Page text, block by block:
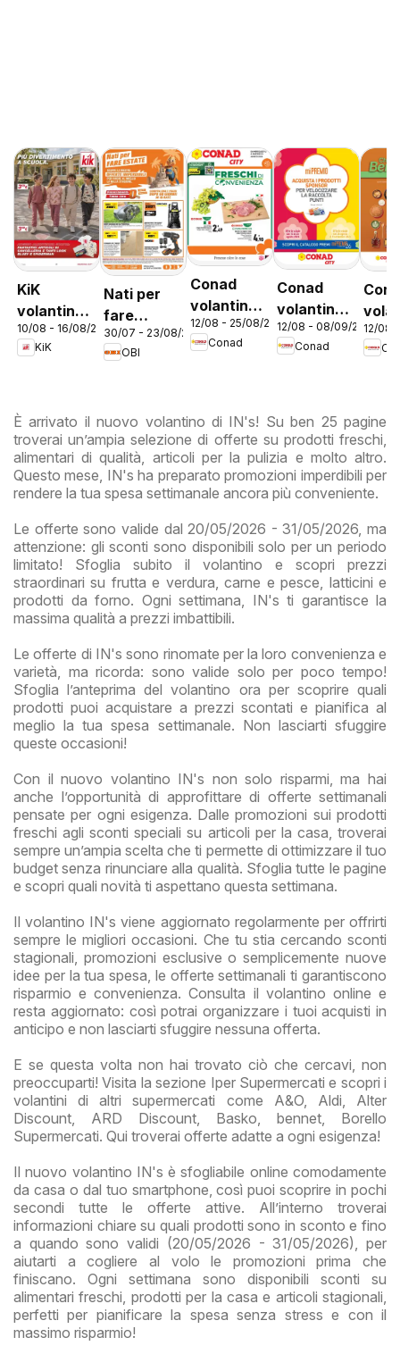
KiK
volantino
Più
divertimento
10/08 - 16/08/2026
KiK
Nati per
fare
estate
30/07 - 23/08/2026
OBI
Conad
volantino
City Lazio
12/08 - 25/08/2026
Conad
Conad
volantino
City Mi
Premio
12/08 - 08/09/2026
Conad
Lazio
12/08
È arrivato il nuovo volantino di IN's! Su ben 25 pagine
troverai un’ampia selezione di offerte su prodotti freschi,
alimentari di qualità, articoli per la pulizia e molto altro.
Questo mese, IN's ha preparato promozioni imperdibili per
rendere la tua spesa settimanale ancora più conveniente.
Le offerte sono valide dal 20/05/2026 - 31/05/2026, ma
attenzione: gli sconti sono disponibili solo per un periodo
limitato! Sfoglia subito il volantino e scopri prezzi
straordinari su frutta e verdura, carne e pesce, latticini e
prodotti da forno. Ogni settimana, IN's ti garantisce la
massima qualità a prezzi imbattibili.
Le offerte di IN's sono rinomate per la loro convenienza e
varietà, ma ricorda: sono valide solo per poco tempo!
Sfoglia l’anteprima del volantino ora per scoprire quali
prodotti puoi acquistare a prezzi scontati e pianifica al
meglio la tua spesa settimanale. Non lasciarti sfuggire
queste occasioni!
Con il nuovo volantino IN's non solo risparmi, ma hai
anche l’opportunità di approfittare di offerte settimanali
pensate per ogni esigenza. Dalle promozioni sui prodotti
freschi agli sconti speciali su articoli per la casa, troverai
sempre un’ampia scelta che ti permette di ottimizzare il tuo
budget senza rinunciare alla qualità. Sfoglia tutte le pagine
e scopri quali novità ti aspettano questa settimana.
Il volantino IN's viene aggiornato regolarmente per offrirti
sempre le migliori occasioni. Che tu stia cercando sconti
stagionali, promozioni esclusive o semplicemente nuove
idee per la tua spesa, le offerte settimanali ti garantiscono
risparmio e convenienza. Consulta il volantino online e
resta aggiornato: così potrai organizzare i tuoi acquisti in
anticipo e non lasciarti sfuggire nessuna offerta.
E se questa volta non hai trovato ciò che cercavi, non
preoccuparti! Visita la sezione Iper Supermercati e scopri i
volantini di altri supermercati come A&O, Aldi, Alter
Discount, ARD Discount, Basko, bennet, Borello
Supermercati. Qui troverai offerte adatte a ogni esigenza!
Il nuovo volantino IN's è sfogliabile online comodamente
da casa o dal tuo smartphone, così puoi scoprire in pochi
secondi tutte le offerte attive. All’interno troverai
informazioni chiare su quali prodotti sono in sconto e fino
a quando sono validi (20/05/2026 - 31/05/2026), per
aiutarti a cogliere al volo le promozioni prima che
finiscano. Ogni settimana sono disponibili sconti su
alimentari freschi, prodotti per la casa e articoli stagionali,
perfetti per pianificare la spesa senza stress e con il
massimo risparmio!